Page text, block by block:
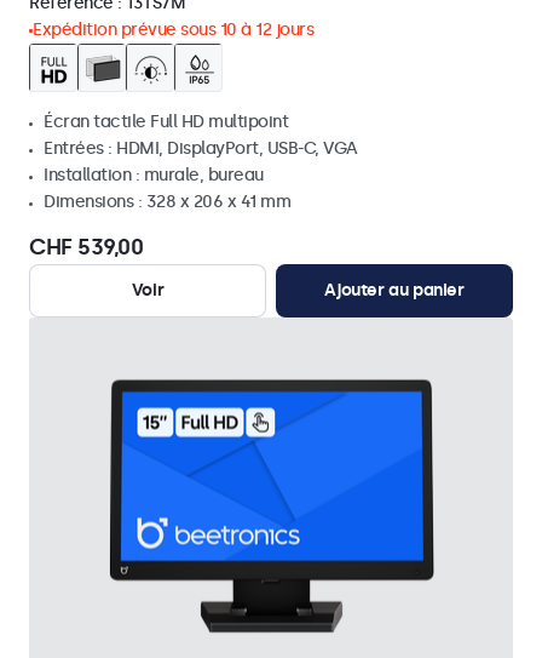
Expédition prévue sous 10 à 12 jours
Écran tactile Full HD multipoint
Entrées : HDMI, DisplayPort, USB-C, VGA
Installation : murale, bureau
Dimensions : 328 x 206 x 41 mm
CHF 539,00
Voir Ajouter au panier